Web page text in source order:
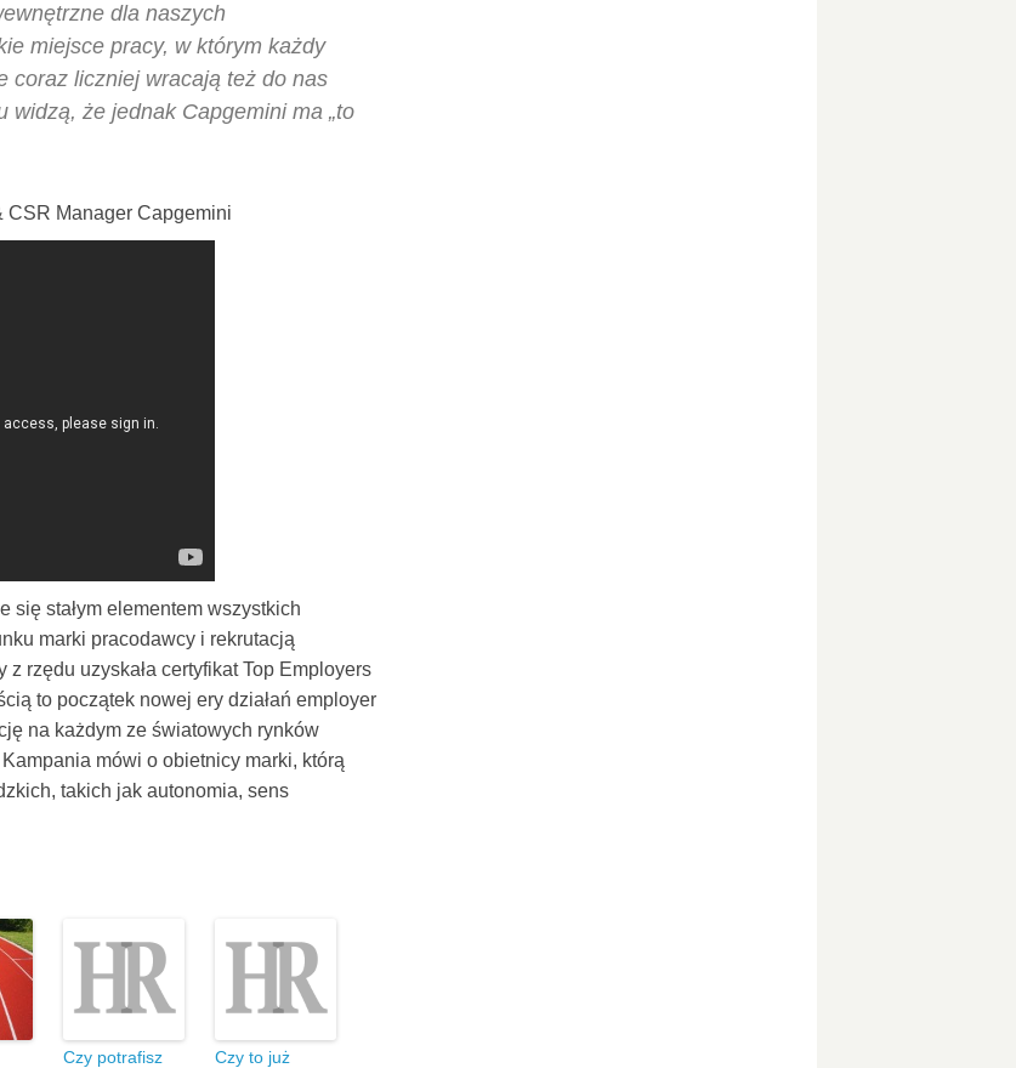
dla naszych
miejsce pracy, w którym każdy
coraz liczniej wracają też do nas
widzą, że jednak Capgemini ma „to
CSR Manager Capgemini
się stałym elementem wszystkich
marki pracodawcy i rekrutacją
rzędu uzyskała certyfikat Top Employers
to początek nowej ery działań employer
na każdym ze światowych rynków
mówi o obietnicy marki, którą
takich jak autonomia, sens
Czy potrafisz Czy to już